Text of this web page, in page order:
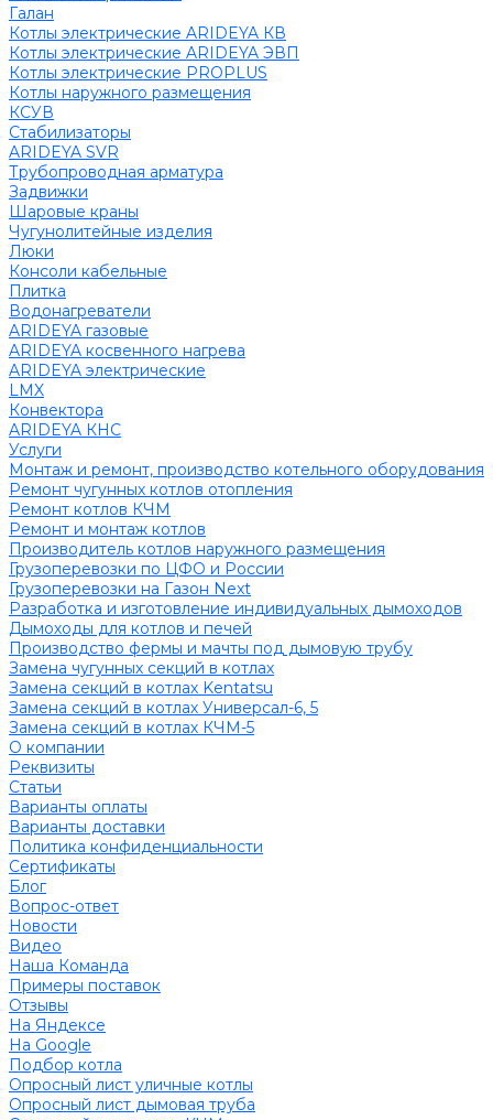
Галан
Котлы электрические ARIDEYA КВ
Котлы электрические ARIDEYA ЭВП
Котлы электрические PROPLUS
Котлы наружного размещения
КСУВ
Стабилизаторы
ARIDEYA SVR
Трубопроводная арматура
Задвижки
Шаровые краны
Чугунолитейные изделия
Люки
Консоли кабельные
Плитка
Водонагреватели
ARIDEYA газовые
ARIDEYA косвенного нагрева
ARIDEYA электрические
LMX
Конвектора
ARIDEYA КНС
Услуги
Монтаж и ремонт, производство котельного оборудования
Ремонт чугунных котлов отопления
Ремонт котлов КЧМ
Ремонт и монтаж котлов
Производитель котлов наружного размещения
Грузоперевозки по ЦФО и России
Грузоперевозки на Газон Next
Разработка и изготовление индивидуальных дымоходов
Дымоходы для котлов и печей
Производство фермы и мачты под дымовую трубу
Замена чугунных секций в котлах
Замена секций в котлах Kentatsu
Замена секций в котлах Универсал-6, 5
Замена секций в котлах КЧМ-5
О компании
Реквизиты
Статьи
Варианты оплаты
Варианты доставки
Политика конфиденциальности
Сертификаты
Блог
Вопрос-ответ
Новости
Видео
Наша Команда
Примеры поставок
Отзывы
На Яндексе
На Google
Подбор котла
Опросный лист уличные котлы
Опросный лист дымовая труба